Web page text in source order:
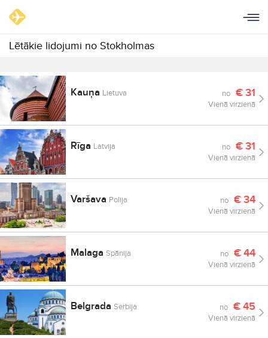
Lētākie lidojumi no Stokholmas
Kauņa Lietuva no €31
Vienā virzienā
Rīga Latvija no €31
Vienā virzienā
Varšava Polija no €34
Vienā virzienā
MalagaSpānija no €44
Vienā virzienā
BelgradaSerbija no €45
Vienā virzienā